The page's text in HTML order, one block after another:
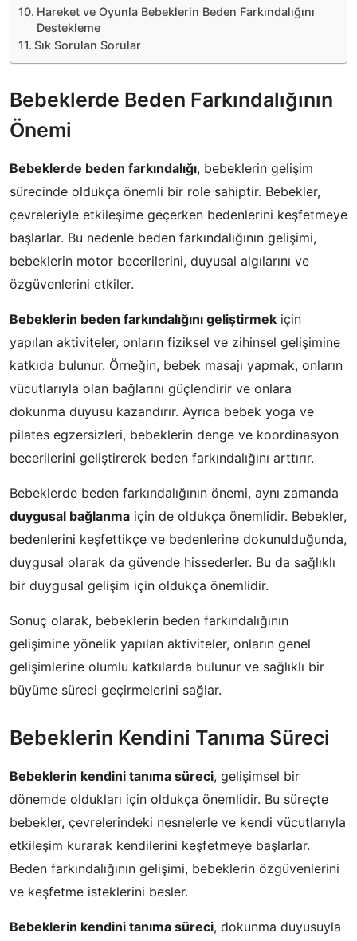
Hareket ve Oyunla Bebeklerin Beden Farkındalığını
Destekleme
Sık Sorulan Sorular
Bebeklerde Beden Farkındalığının
Önemi
Bebeklerde beden farkındalığı, bebeklerin gelişim
sürecinde oldukça önemli bir role sahiptir. Bebekler,
çevreleriyle etkileşime geçerken bedenlerini keşfetmeye
başlarlar. Bu nedenle beden farkındalığının gelişimi,
bebeklerin motor becerilerini, duyusal algılarını ve
özgüvenlerini etkiler.
Bebeklerin beden farkındalığını geliştirmek için
yapılan aktiviteler, onların fiziksel ve zihinsel gelişimine
katkıda bulunur. Örneğin, bebek masajı yapmak, onların
vücutlarıyla olan bağlarını güçlendirir ve onlara
dokunma duyusu kazandırır. Ayrıca bebek yoga ve
pilates egzersizleri, bebeklerin denge ve koordinasyon
becerilerini geliştirerek beden farkındalığını arttırır.
Bebeklerde beden farkındalığının önemi, aynı zamanda
duygusal bağlanma için de oldukça önemlidir. Bebekler,
bedenlerini keşfettikçe ve bedenlerine dokunulduğunda,
duygusal olarak da güvende hissederler. Bu da sağlıklı
bir duygusal gelişim için oldukça önemlidir.
Sonuç olarak, bebeklerin beden farkındalığının
gelişimine yönelik yapılan aktiviteler, onların genel
gelişimlerine olumlu katkılarda bulunur ve sağlıklı bir
büyüme süreci geçirmelerini sağlar.
Bebeklerin Kendini Tanıma Süreci
Bebeklerin kendini tanıma süreci, gelişimsel bir
dönemde oldukları için oldukça önemlidir. Bu süreçte
bebekler, çevrelerindeki nesnelerle ve kendi vücutlarıyla
etkileşim kurarak kendilerini keşfetmeye başlarlar.
Beden farkındalığının gelişimi, bebeklerin özgüvenlerini
ve keşfetme isteklerini besler.
Bebeklerin kendini tanıma süreci, dokunma duyusuyla